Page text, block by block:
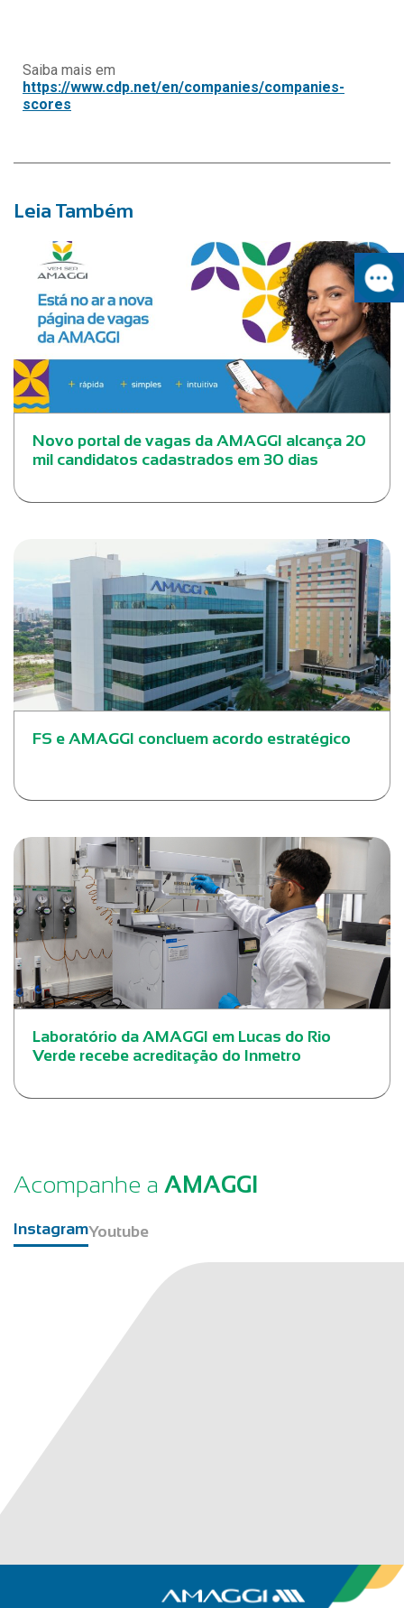
Saiba mais em
https://www.cdp.net/en/companies/companies-
scores
Leia Também
Novo portal de vagas da AMAGGI alcança 20
mil candidatos cadastrados em 30 dias
FS e AMAGGI concluem acordo estratégico
Laboratório da AMAGGI em Lucas do Rio
Verde recebe acreditação do Inmetro
Acompanhe a AMAGGI
InstagramYoutube